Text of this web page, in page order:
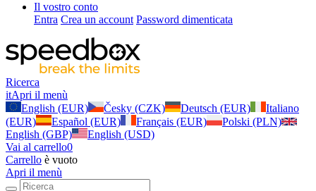
Il vostro conto
Entra Crea un account Password dimenticata
Ricerca
itApri il menù
English (EUR)
Česky (CZK) Deutsch (EUR)
Italiano
(EUR)
Español (EUR) Français (EUR)
Polski (PLN)
English (GBP)
English (USD)
Vai al carrello0
Carrello è vuoto
Apri il menù